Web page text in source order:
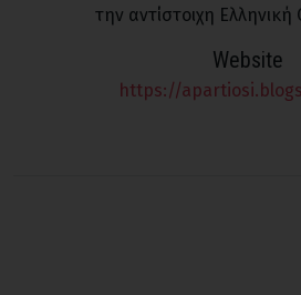
την αντίστοιχη
Website
https://